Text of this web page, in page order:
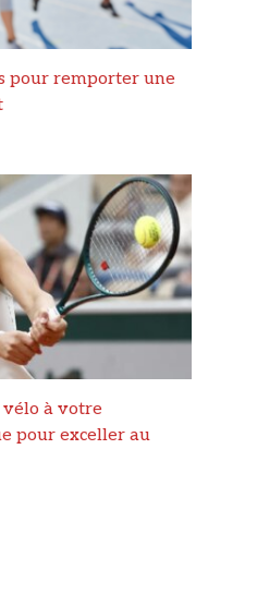
pour remporter une
à votre
pour exceller au